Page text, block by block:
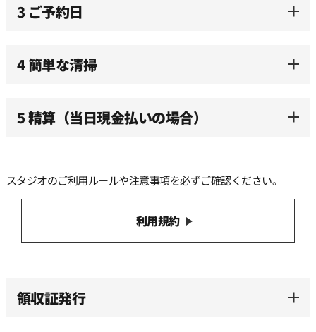
3 ご予約日
4 簡単な清掃
5 精算（当日現金払いの場合）
スタジオのご利用ルールや注意事項を必ずご確認ください。
利用規約
領収証発行